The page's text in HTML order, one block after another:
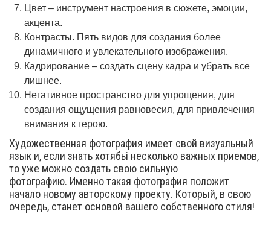
Цвет – инструмент настроения в сюжете, эмоции,
акцента.
Контрасты. Пять видов для создания более
динамичного и увлекательного изображения.
Кадрирование – создать сцену кадра и убрать все
лишнее.
Негативное пространство для упрощения, для
создания ощущения равновесия, для привлечения
внимания к герою.
Художественная фотография имеет свой визуальный
язык и, если знать хотябьі несколько важных приемов,
то уже можно создать свою сильную
фотографию. Именно такая фотография положит
начало новому авторскому проекту. Который, в свою
очередь, станет основой вашего собственного стиля!